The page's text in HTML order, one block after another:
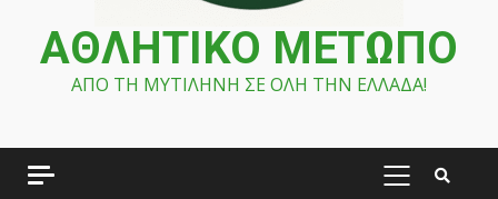
ΑΘΛΗΤΙΚΟ ΜΕΤΩΠΟ
ΑΠΟ ΤΗ ΜΥΤΙΛΗΝΗ ΣΕ ΟΛΗ ΤΗΝ ΕΛΛΑΔΑ!
PRIMARY